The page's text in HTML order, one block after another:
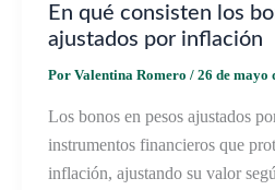
En qué consisten los
ajustados por inflación
Por Valentina Romero / 26 de mayo
Los bonos en pesos ajustados
instrumentos financieros que
inflación, ajustando su valor